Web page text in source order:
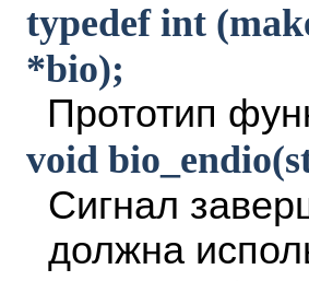
typedef int
*bio);
Прототип
void
Сигнал
должна